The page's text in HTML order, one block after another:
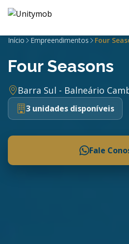
Início Empreendimentos Four
Four Seasons
Barra Sul - Balneário
3 unidades disponíveis
Fale